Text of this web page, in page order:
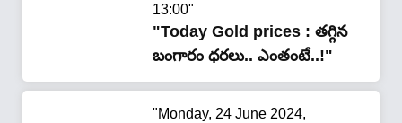
13:00"
"Today Gold prices : తగ్గిన
బంగారం ధరలు.. ఎంతంటే..!"
"Monday, 24 June 2024,